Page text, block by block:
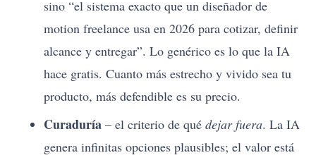
sino “el sistema exacto que un diseñador de
motion freelance usa en 2026 para cotizar, definir
alcance y entregar”. Lo genérico es lo que la IA
hace gratis. Cuanto más estrecho y vivido sea tu
producto, más defendible es su precio.
Curaduría – el criterio de quédejar fuera. La IA
genera infinitas opciones plausibles; el valor está